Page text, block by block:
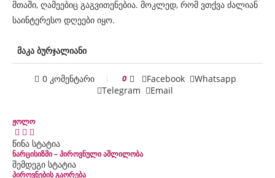
მთაში, ღამეებიც გაგვითენებია. მოკლედ, რომ ვთქვა ძალიან
საინტერესო დღეები იყო.
მაკა ბურჯალიანი
0 კომენტარი 0 Facebook
Whatsapp
Telegram
Email
ჟოლო
წინა სტატია
ნარცისიზმი – პიროვნული აშლილობა
შემდეგი სტატია
პიროვნების გაორება